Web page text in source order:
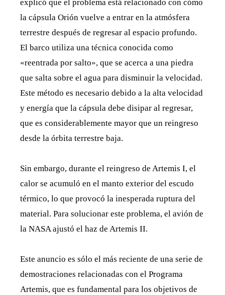
explicó que el problema está relacionado con cómo
la cápsula Orión vuelve a entrar en la atmósfera
terrestre después de regresar al espacio profundo.
El barco utiliza una técnica conocida como
«reentrada por salto», que se acerca a una piedra
que salta sobre el agua para disminuir la velocidad.
Este método es necesario debido a la alta velocidad
y energía que la cápsula debe disipar al regresar,
que es considerablemente mayor que un reingreso
desde la órbita terrestre baja.
Sin embargo, durante el reingreso de Artemis I, el
calor se acumuló en el manto exterior del escudo
térmico, lo que provocó la inesperada ruptura del
material. Para solucionar este problema, el avión de
la NASA ajustó el haz de Artemis II.
Este anuncio es sólo el más reciente de una serie de
demostraciones relacionadas con el Programa
Artemis, que es fundamental para los objetivos de